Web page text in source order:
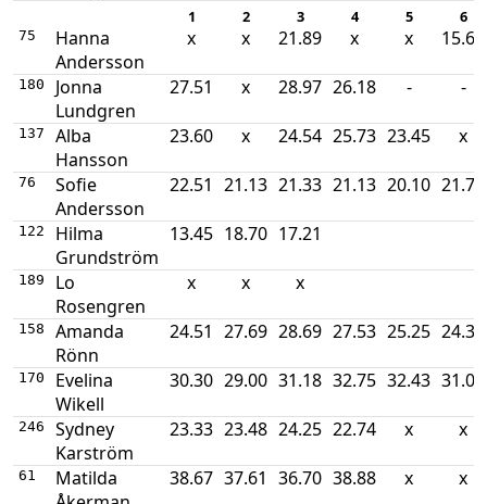
1 2 3 4 5 6
75
Hanna
Andersson
x x 21.89 x x 15.69
180
Jonna
Lundgren
27.51 x 28.97 26.18 - -
137
Alba
Hansson
23.60 x 24.54 25.73 23.45 x
76
Sofie
Andersson
22.51 21.13 21.33 21.13 20.10 21.72
122
Hilma
Grundström
13.45 18.70 17.21
189
Lo
Rosengren
x x x
158
Amanda
Rönn
24.51 27.69 28.69 27.53 25.25 24.37
170
Evelina
Wikell
30.30 29.00 31.18 32.75 32.43 31.01
246
Sydney
Karström
23.33 23.48 24.25 22.74 x x
61
Matilda
38.67 37.61 36.70 38.88 x x